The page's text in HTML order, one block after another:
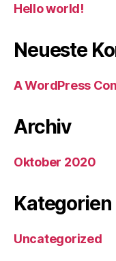
Hello world!
Neueste
A WordPress
Archiv
Oktober 2020
Kategorien
Uncategorized